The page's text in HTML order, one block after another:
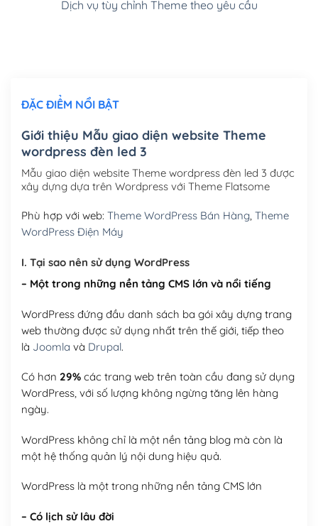
Cài đặt SMTP Mail cho site Wordpress(+100,000₫)
Mua thêm Host + Tên miền
Tên miền quốc tế .com .net .org (1 năm)
Tên miền Việt Nam .vn (1 năm)
Hosting 2GB SSD (1 năm) (+450,000₫)
Hosting 3GB SSD (1 năm)(+550,000₫)
Hosting 5GB SSD (1 năm)
Hosting 8GB SSD (1 năm) (+950,000₫)
Dịch vụ tùy chỉnh Theme theo yêu cầu
ĐẶC ĐIỂM NỔI BẬT
Giới thiệu Mẫu giao diện website Theme
wordpress đèn led 3
Mẫu giao diện website Theme wordpress đèn led 3 được
xây dựng dựa trên Wordpress với Theme Flatsome
Phù hợp với web: Theme WordPress Bán Hàng, Theme
WordPress Điện Máy
I. Tại sao nên sử dụng WordPress
– Một trong những nền tảng CMS lớn và nổi tiếng
WordPress đứng đầu danh sách ba gói xây dựng trang
web thường được sử dụng nhất trên thế giới, tiếp theo
là Joomla và Drupal.
Có hơn 29%các trang web trên toàn cầu đang sử dụng
WordPress, với số lượng không ngừng tăng lên hàng
ngày.
WordPress không chỉ là một nền tảng blog mà còn là
một hệ thống quản lý nội dung hiệu quả.
WordPress là một trong những nền tảng CMS lớn
– Có lịch sử lâu đời